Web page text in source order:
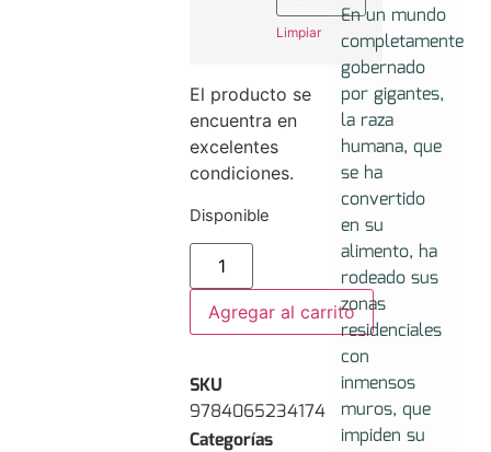
Limpiar
El producto se
encuentra en
excelentes
condiciones.
Disponible
Agregar al carrito
SKU
9784065234174
Categorías
En un mundo
completamente
gobernado
por gigantes,
la raza
humana, que
se ha
convertido
en su
alimento, ha
rodeado sus
zonas
residenciales
con
inmensos
muros, que
impiden su